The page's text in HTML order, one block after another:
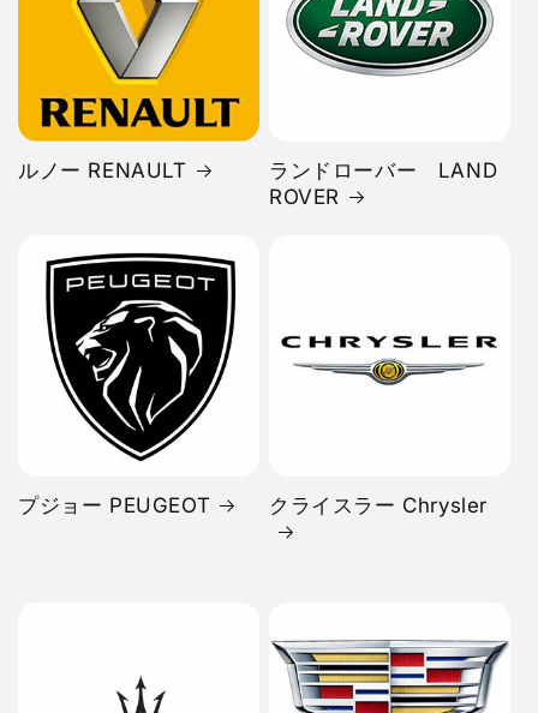
ルノー RENAULT
ランドローバー LAND
ROVER
プジョー PEUGEOT クライスラー Chrysler